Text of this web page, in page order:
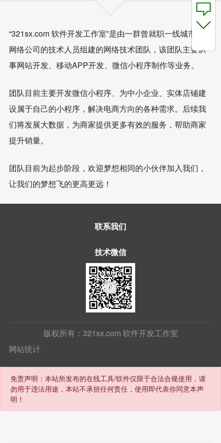
“321sx.com 软件开发工作室”是由一群曾就职一线城市大型
网络公司的技术人员组建的网络技术团队，该团队主要从
事网站开发、移动APP开发、微信小程序制作等业务。
团队目前主要开发微信小程序、为中小企业、实体店铺建
设属于自己的小程序，解决电商方向的各种需求。后续我
们将发展大数据，为商家提供更多有效的服务，帮助商家
提升销量。
团队目前为起步阶段，欢迎梦想相同的小伙伴加入我们，
让我们的梦想飞的更高更远！
联系我们
技术微信
版权所有：321sx.com 软件开发工作室
网站统计
免责声明：本站所发布的在线工具/软件仅限于合法合规使用，请
勿用于违法用途，本站不承担任何责任，使用即代表你同意本声
明！